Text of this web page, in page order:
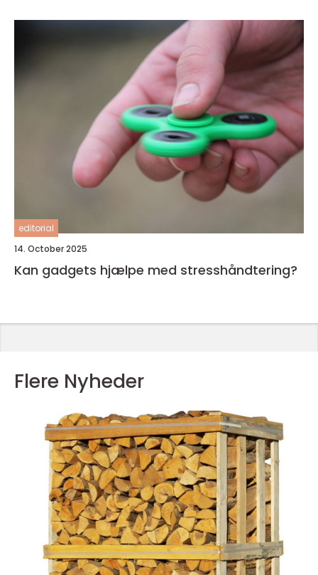
editorial
14. October 2025
Kan gadgets hjælpe med stresshåndtering?
Flere Nyheder